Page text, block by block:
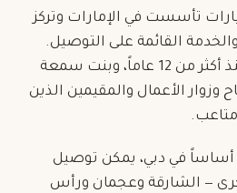
تأسست في الإمارات وتركز
القائمة على التوصيل.
تعمل الشركة في دبي منذ أكثر من 12 عاماً، وبنت سمعة
الأعمال والمقيمين الذين
متاعب.
أساساً في دبي، يمكن توصيل
— الشارقة وعجمان ورأس